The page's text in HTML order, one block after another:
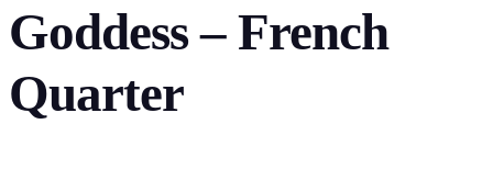
Goddess – French
Quarter